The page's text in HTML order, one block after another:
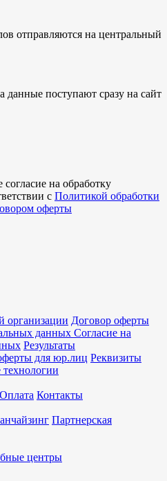
отправляются на центральный
данные поступают сразу на сайт
на обработку
с Политикой обработки
оферты
организации Договор оферты
данных Согласие на
Результаты
для юр.лиц Реквизиты
Оплата Контакты
Партнерская
центры